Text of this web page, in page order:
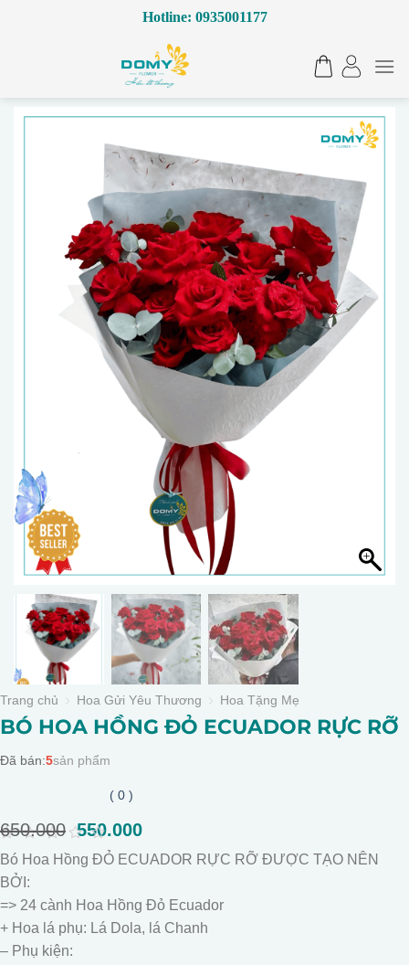
Hotline: 0935001177
Trang chủ Hoa Gửi Yêu Thương Hoa Tặng Mẹ
BÓ HOA HỒNG ĐỎ ECUADOR RỰC RỠ
Đã bán:5sản phẩm
0
out
of
( 0 )
650.000 Giá
gốc
là:
550.000
hiện
tại
550.000.
Bó Hoa Hồng ĐỎ ECUADOR RỰC RỠ ĐƯỢC TẠO NÊN
BỞI:
=> 24 cành Hoa Hồng Đỏ Ecuador
+ Hoa lá phụ: Lá Dola, lá Chanh
– Phụ kiện: